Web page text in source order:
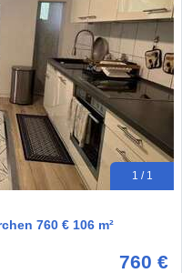
1 / 1
760 € 106 m²
760 €